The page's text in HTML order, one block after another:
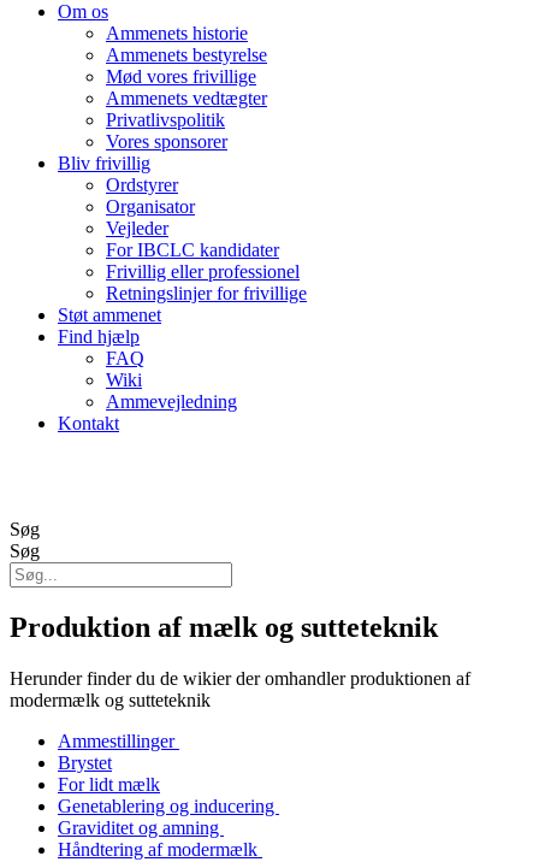
Om os
Ammenets historie
Ammenets bestyrelse
Mød vores frivillige
Ammenets vedtægter
Privatlivspolitik
Vores sponsorer
Bliv frivillig
Ordstyrer
Organisator
Vejleder
For IBCLC kandidater
Frivillig eller professionel
Retningslinjer for frivillige
Støt ammenet
Find hjælp
FAQ
Wiki
Ammevejledning
Kontakt
Søg
Søg
Produktion af mælk og sutteteknik
Herunder finder du de wikier der omhandler produktionen af
modermælk og sutteteknik
Ammestillinger
Brystet
For lidt mælk
Genetablering og inducering
Graviditet og amning
Håndtering af modermælk